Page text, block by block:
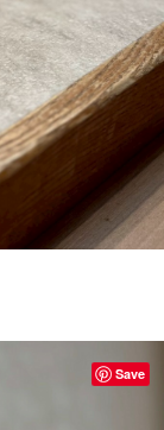
Save